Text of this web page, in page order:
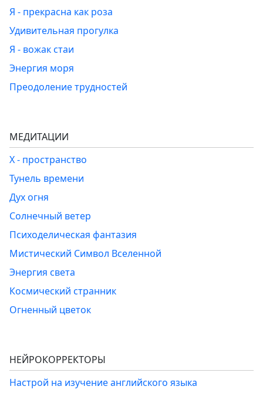
Я - прекрасна как роза
Удивительная прогулка
Я - вожак стаи
Энергия моря
Преодоление трудностей
МЕДИТАЦИИ
Х - пространство
Тунель времени
Дух огня
Солнечный ветер
Психоделическая фантазия
Мистический Символ Вселенной
Энергия света
Космический странник
Огненный цветок
НЕЙРОКОРРЕКТОРЫ
Настрой на изучение английского языка